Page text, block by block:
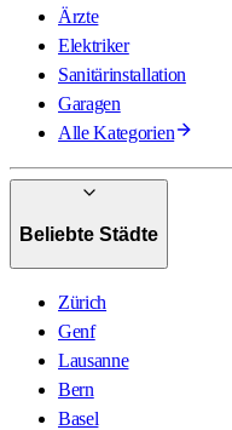
Ärzte
Elektriker
Sanitärinstallation
Garagen
Alle Kategorien
Beliebte Städte
Zürich
Genf
Lausanne
Bern
Basel